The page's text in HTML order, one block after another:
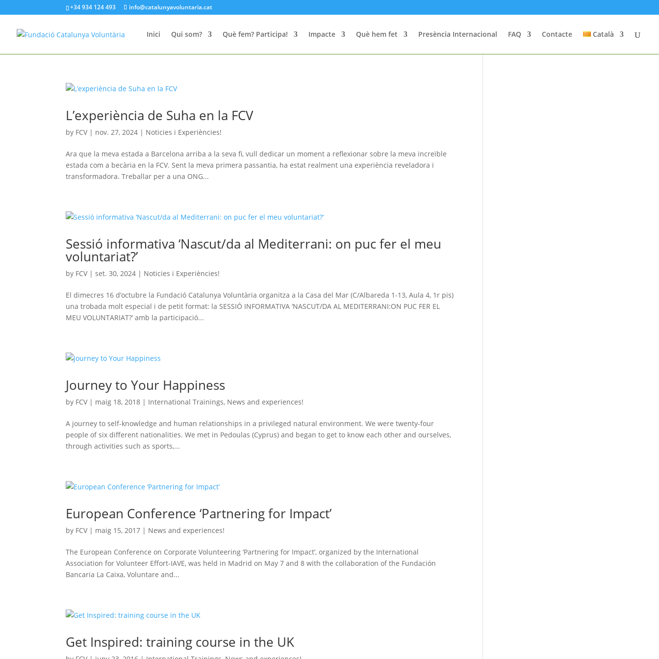
+34 934 124 493 info@catalunyavoluntaria.cat
Inici Qui som? Què fem? Participa! Impacte Què hem fet Presència Internacional FAQ Contacte Català
L’experiència de Suha en la FCV
by FCV | nov. 27, 2024 | Noticies i Experiències!
Ara que la meva estada a Barcelona arriba a la seva fi, vull dedicar un moment a reflexionar sobre la meva increïble
estada com a becària en la FCV. Sent la meva primera passantia, ha estat realment una experiència reveladora i
transformadora. Treballar per a una ONG...
Sessió informativa ‘Nascut/da al Mediterrani: on puc fer el meu
voluntariat?’
by FCV |set. 30, 2024 | Noticies i Experiències!
El dimecres 16 d’octubre la Fundació Catalunya Voluntària organitza a la Casa del Mar (C/Albareda 1-13, Aula 4, 1r pis)
una trobada molt especial i de petit format: la SESSIÓ INFORMATIVA ‘NASCUT/DA AL MEDITERRANI:ON PUC FER EL
MEU VOLUNTARIAT?’ amb la participació...
Journey to Your Happiness
by FCV | maig 18, 2018 | International Trainings, News and experiences!
A journey to self-knowledge and human relationships in a privileged natural environment. We were twenty-four
people of six different nationalities. We met in Pedoulas (Cyprus) and began to get to know each other and ourselves,
through activities such as sports,...
European Conference ‘Partnering for Impact’
by FCV | maig 15, 2017 | News and experiences!
The European Conference on Corporate Volunteering ‘Partnering for Impact’, organized by the International
Association for Volunteer Effort-IAVE, was held in Madrid on May 7 and 8 with the collaboration of the Fundación
Bancaria La Caixa, Voluntare and...
Get Inspired: training course in the UK